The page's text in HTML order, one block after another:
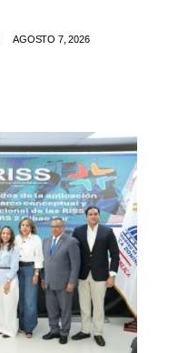
AGOSTO 7, 2026